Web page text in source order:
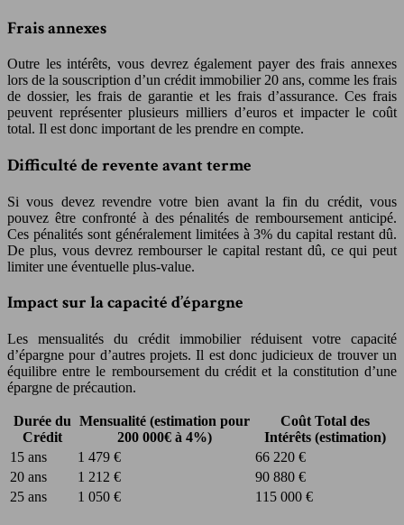
Frais annexes
Outre les intérêts, vous devrez également payer des frais annexes
lors de la souscription d’un crédit immobilier 20 ans, comme les frais
de dossier, les frais de garantie et les frais d’assurance. Ces frais
peuvent représenter plusieurs milliers d’euros et impacter le coût
total. Il est donc important de les prendre en compte.
Difficulté de revente avant terme
Si vous devez revendre votre bien avant la fin du crédit, vous
pouvez être confronté à des pénalités de remboursement anticipé.
Ces pénalités sont généralement limitées à 3% du capital restant dû.
De plus, vous devrez rembourser le capital restant dû, ce qui peut
limiter une éventuelle plus-value.
Impact sur la capacité d’épargne
Les mensualités du crédit immobilier réduisent votre capacité
d’épargne pour d’autres projets. Il est donc judicieux de trouver un
équilibre entre le remboursement du crédit et la constitution d’une
épargne de précaution.
Durée du
Crédit
Mensualité (estimation pour
200 000€ à 4%)
Coût Total des
Intérêts (estimation)
15 ans
1 479 €
66 220 €
20 ans
1 212 €
90 880 €
25 ans
1 050 € 115 000 €